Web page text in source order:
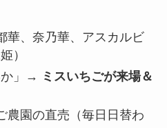
華、奈乃華、アスカルビ
）
か」→ ミスいちごが来場＆
農園の直売（毎日日替わ